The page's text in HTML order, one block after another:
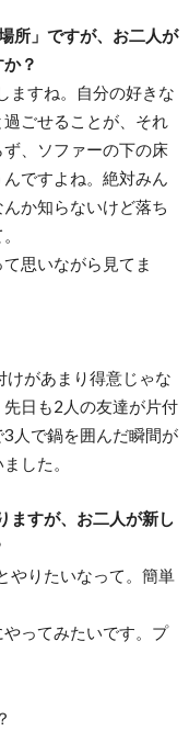
所」ですが、お二人が
？
ますね。自分の好きな
ごせることが、それ
、ソファーの下の床
ですよね。絶対みん
か知らないけど落ち
思いながら見てま
けがあまり得意じゃな
日も2人の友達が片付
人で鍋を囲んだ瞬間が
した。
ますが、お二人が新し
やりたいなって。簡単
ってみたいです。プ